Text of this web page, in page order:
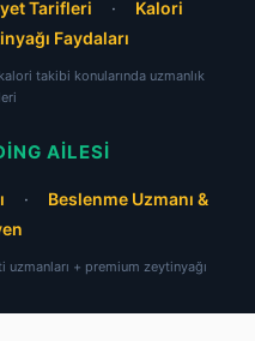
Tarifleri ·
Kalori
Faydaları
takibi konularında uzmanlık
AILESI
·
Beslenme Uzmanı &
+ premium zeytinyağı